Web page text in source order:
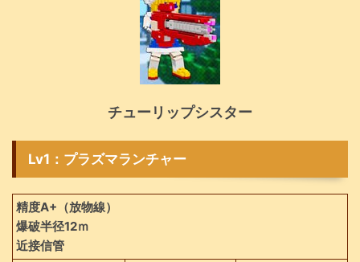
チューリップシスター
Lv1：プラズマランチャー
精度A+（放物線）
爆破半径12ｍ
近接信管